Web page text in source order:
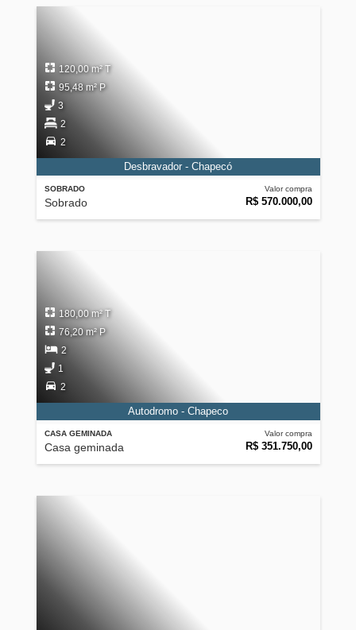
SOBRADO
Sobrado
Valor compra
R$ 570.000,00
120,00 m² T
95,48 m² P
3
2
2
Desbravador - Chapecó
CASA GEMINADA
Casa geminada
Valor compra
R$ 351.750,00
180,00 m² T
76,20 m² P
2
1
2
Autodromo - Chapeco